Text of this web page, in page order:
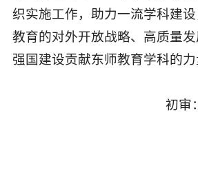
织实施工作，助力一流学科建
教育的对外开放战略、高质量
强国建设贡献东师教育学科的力
初审